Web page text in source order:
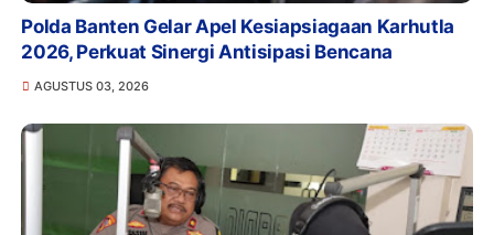
Polda Banten Gelar Apel Kesiapsiagaan Karhutla
2026, Perkuat Sinergi Antisipasi Bencana
AGUSTUS 03, 2026